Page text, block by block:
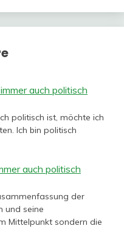
auch politisch
politisch ist, möchte ich
Ich bin politisch
auch politisch
der
und seine
Mittelpunkt sondern die